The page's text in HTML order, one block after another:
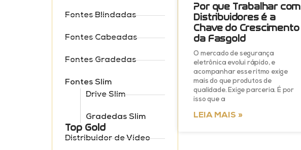
Fontes Blindadas
Fontes Cabeadas
Fontes Gradedas
Fontes Slim
Drive Slim
Gradedas Slim
Top Gold
Distribuidor de Vídeo
Por que Trabalhar com
Distribuidores é a
Chave do Crescimento
da Fasgold
O mercado de segurança
eletrônica evolui rápido, e
acompanhar esse ritmo exige
mais do que produtos de
qualidade. Exige parceria. É por
isso que a
LEIA MAIS »